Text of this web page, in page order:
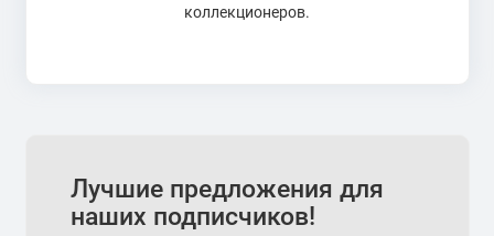
коллекционеров.
Лучшие предложения для
наших подписчиков!